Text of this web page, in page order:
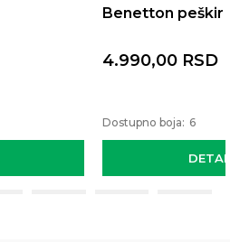
Benetton peškir
4.990,00 RSD
Dostupno boja: 6